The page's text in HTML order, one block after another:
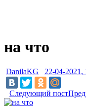
на что
DanilaKG 22-04-2021,
Следующий пост